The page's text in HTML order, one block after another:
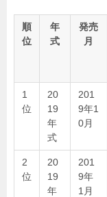
順
位
年
式
発売
月
1
位
20
19
年
式
201
9年1
0月
2
位
20
19
年
201
9年
1月